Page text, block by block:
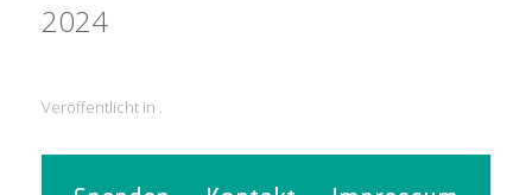
2024
Veröffentlicht in .